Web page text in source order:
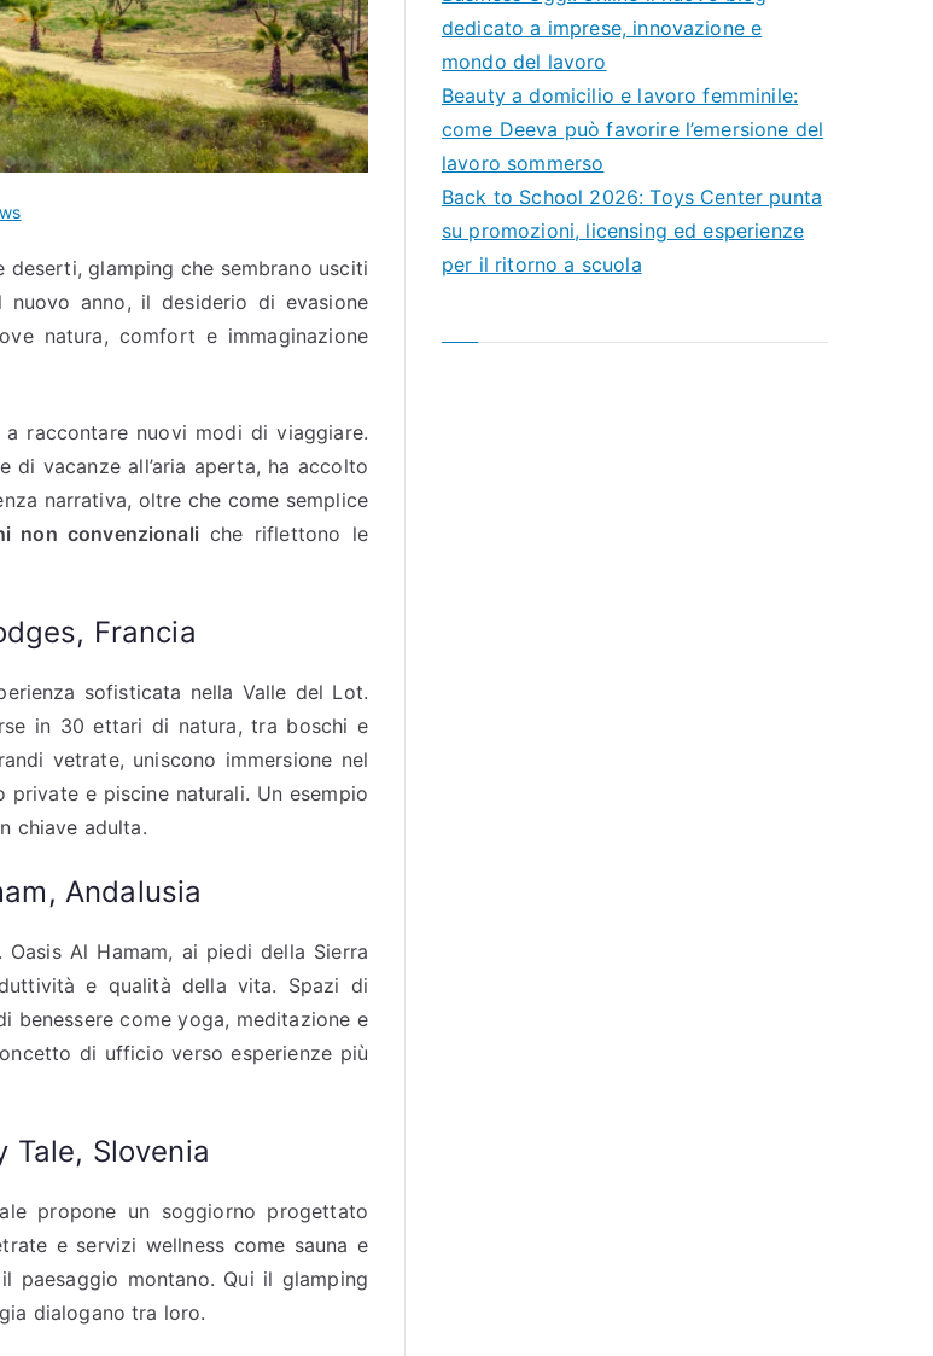
deserti, glamping che sembrano usciti
anno, il desiderio di evasione
natura, comfort e immaginazione
raccontare nuovi modi di viaggiare.
di vacanze all’aria aperta, ha accolto
narrativa, oltre che come semplice
non convenzionali che riflettono le
Francia
sofisticata nella Valle del Lot.
in 30 ettari di natura, tra boschi e
vetrate, uniscono immersione nel
e piscine naturali. Un esempio
chiave adulta.
Andalusia
Al Hamam, ai piedi della Sierra
e qualità della vita. Spazi di
come yoga, meditazione e
di ufficio verso esperienze più
Tale, Slovenia
propone un soggiorno progettato
e servizi wellness come sauna e
paesaggio montano. Qui il glamping
dialogano tra loro.
dedicato a imprese, innovazione e
mondo del lavoro
Beauty a domicilio e lavoro femminile:
come Deeva può favorire l’emersione del
lavoro sommerso
Back to School 2026: Toys Center punta
su promozioni, licensing ed esperienze
per il ritorno a scuola